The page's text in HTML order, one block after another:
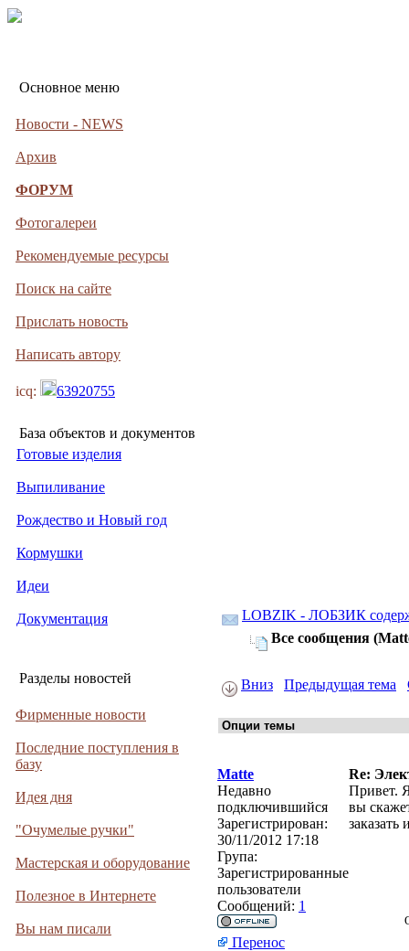
Основное меню
Новости - NEWS
Архив
ФОРУМ
Фотогалереи
Рекомендуемые ресурсы
Поиск на сайте
Прислать новость
Написать автору
icq: 63920755
База объектов и документов
Готовые изделия
Выпиливание
Рождество и Новый год
Кормушки
Идеи
Документация
Разделы новостей
Фирменные новости
Последние поступления в
базу
Идея дня
"Очумелые ручки"
Мастерская и оборудование
Полезное в Интернете
Вы нам писали
LOBZIK - ЛОБЗИК
Все сообщения
Вниз Предыдущая тема
Matte
Re:
Недавно
подключившийся
Зарегистрирован:
30/11/2012 17:18
Група:
Зарегистрированные
пользователи
Сообщений: 1
Привет.
вы
Перенос